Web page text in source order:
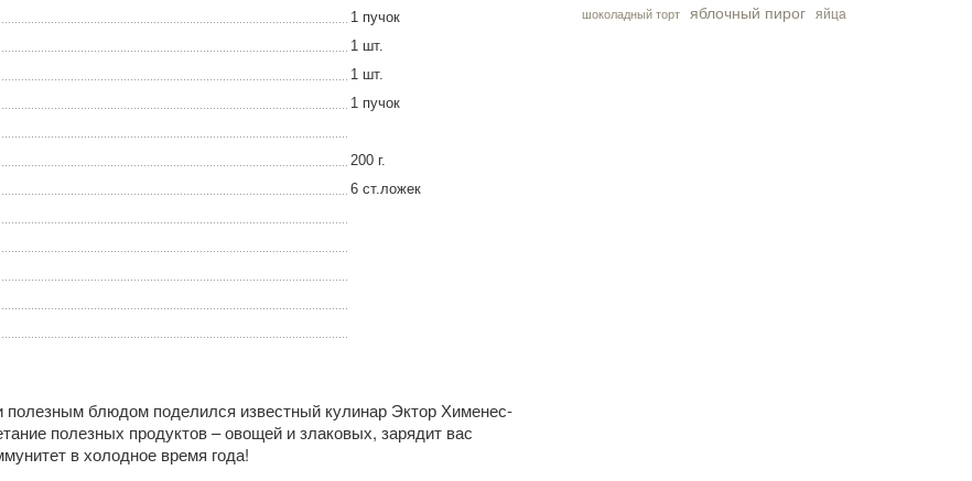
шоколадный торт яблочный пирог яйца
1 пучок
1 шт.
1 шт.
1 пучок
200 г.
6 ст.ложек
блюдом поделился известный кулинар Эктор Хименес-
полезных продуктов – овощей и злаковых, зарядит вас
в холодное время года!